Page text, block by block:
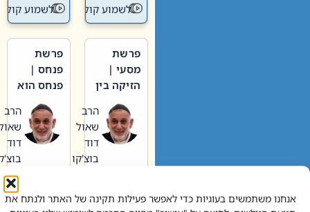
אנחנו משתמשים בעוגיות כדי לאפשר פעילות תקינה של האתר ולנתח את
לשמוע קול תורה – מדרש
לשמוע קול
פרשת
מסעי |
הזיקה בין
הגדול לעם הרב
שאול
דוד
בוצ'קו
לשמוע קול תורה – מדרש
פרשת
פנחס |
פנחס הוא
אליהו: בין
קנאות
הורסת
לקנאות
בונה
הרב
שאול
דוד
בוצ'קו
לשמוע קול